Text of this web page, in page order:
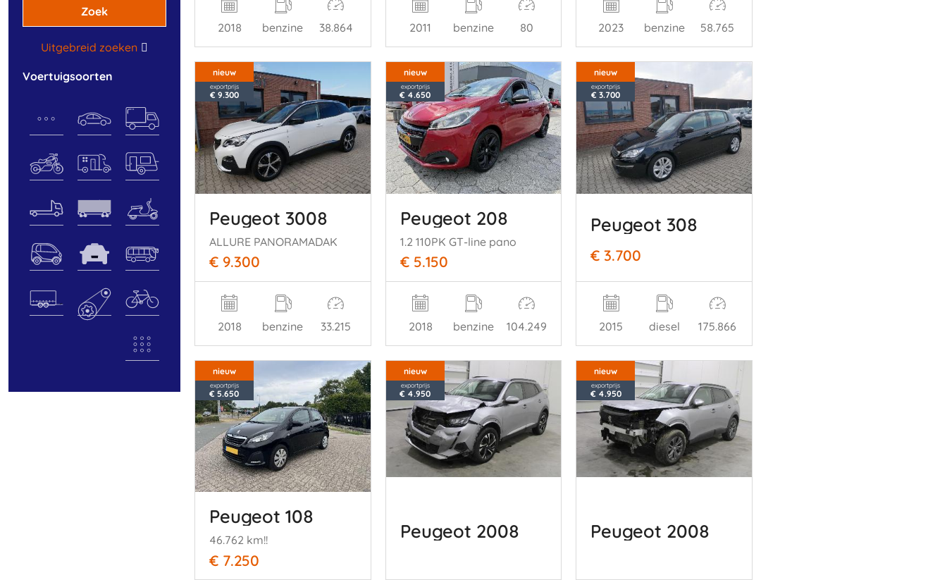
Zoek
Uitgebreid zoeken
voertuigsoorten
2018 benzine 38.864 2011 benzine 80 2023 benzine 58.765
nieuw
exportprijs
€ 9.300
Peugeot 3008
ALLURE PANORAMADAK
€ 9.300
2018 benzine 33.215
nieuw
exportprijs
€ 4.650
Peugeot 208
1.2 110PK GT-line pano
€ 5.150
2018 benzine 104.249
nieuw
exportprijs
€ 3.700
Peugeot 308
€ 3.700
2015 diesel 175.866
nieuw
exportprijs
€ 5.650
Peugeot 108
46.762 km!!
€ 7.250
nieuw
exportprijs
€ 4.950
Peugeot 2008
nieuw
exportprijs
€ 4.950
Peugeot 2008